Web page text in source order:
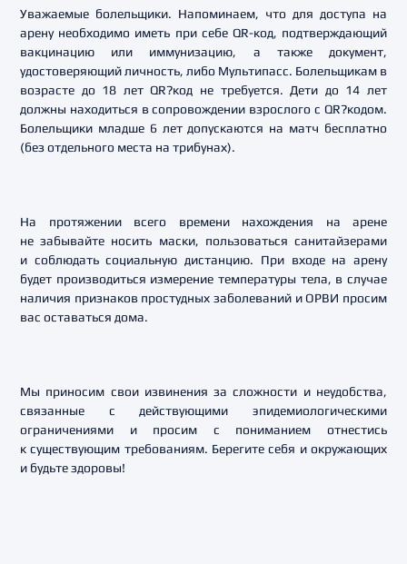
Уважаемые болельщики. Напоминаем, что для доступа на
арену необходимо иметь при себе QR-код, подтверждающий
вакцинацию или иммунизацию, а также документ,
удостоверяющий личность, либо Мультипасс. Болельщикам в
возрасте до 18 лет QR?код не требуется. Дети до 14 лет
должны находиться в сопровождении взрослого с QR?кодом.
Болельщики младше 6 лет допускаются на матч бесплатно
(без отдельного места на трибунах).
На протяжении всего времени нахождения на арене
не забывайте носить маски, пользоваться санитайзерами
и соблюдать социальную дистанцию. При входе на арену
будет производиться измерение температуры тела, в случае
наличия признаков простудных заболеваний и ОРВИ просим
вас оставаться дома.
Мы приносим свои извинения за сложности и неудобства,
связанные с действующими эпидемиологическими
ограничениями и просим с пониманием отнестись
к существующим требованиям. Берегите себя и окружающих
и будьте здоровы!